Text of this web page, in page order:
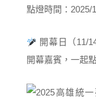
點燈時間：2025/
開幕日（11/
開幕嘉賓，一起